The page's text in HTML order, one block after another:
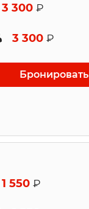
3 300 ₽
3 300 ₽
Бронировать
1 550 ₽